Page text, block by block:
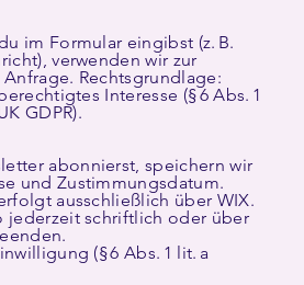
im Formular eingibst (z. B.
verwenden wir zur
Rechtsgrundlage:
Interesse (§ 6 Abs. 1
GDPR).
abonnierst, speichern wir
und Zustimmungsdatum.
ausschließlich über WIX.
jederzeit schriftlich oder über
(§ 6 Abs. 1 lit. a